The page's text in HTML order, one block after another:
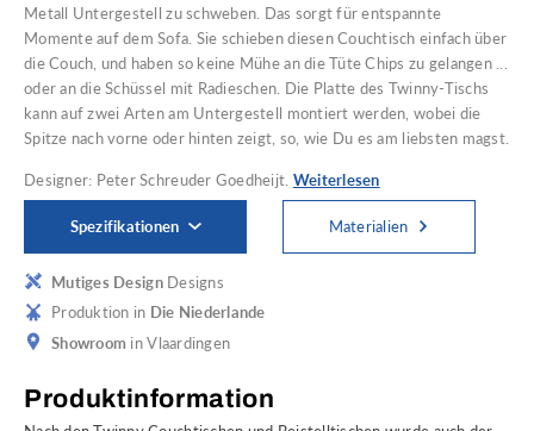
Metall Untergestell zu schweben. Das sorgt für entspannte
Momente auf dem Sofa. Sie schieben diesen Couchtisch einfach über
die Couch, und haben so keine Mühe an die Tüte Chips zu gelangen ...
oder an die Schüssel mit Radieschen. Die Platte des Twinny-Tischs
kann auf zwei Arten am Untergestell montiert werden, wobei die
Spitze nach vorne oder hinten zeigt, so, wie Du es am liebsten magst.
Designer: Peter Schreuder Goedheijt. Weiterlesen
Spezifikationen Materialien
Mutiges DesignDesigns
Produktion in Die Niederlande
Showroom in Vlaardingen
Produktinformation